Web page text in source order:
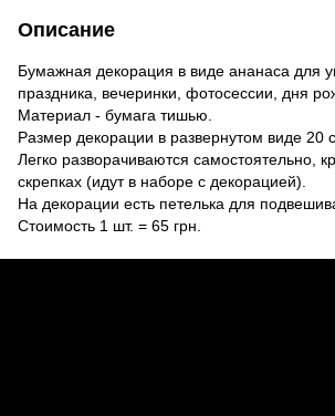
Описание
Бумажная декорация в виде ананаса для
праздника, вечеринки, фотосессии, дня
Материал - бумага тишью.
Размер декорации в развернутом виде 20
Легко разворачиваются самостоятельно,
скрепках (идут в наборе с декорацией).
На декорации есть петелька для
Стоимость 1 шт. = 65 грн.